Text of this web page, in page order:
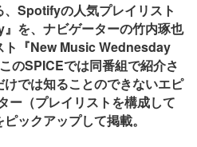
Spotifyの人気プレイリスト
を、ナビゲーターの竹内琢也
ト『New Music Wednesday
のSPICEでは同番組で紹介さ
では知ることのできないエピ
ー（プレイリストを構成して
ックアップして掲載。